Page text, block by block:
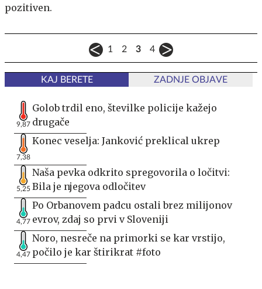
pozitiven.
1 2 3 4
KAJ BERETE ZADNJE OBJAVE
9,87
Golob trdil eno, številke policije kažejo
drugače
7,38
Konec veselja: Janković preklical ukrep
5,25
Naša pevka odkrito spregovorila o ločitvi:
Bila je njegova odločitev
4,77
Po Orbanovem padcu ostali brez milijonov
evrov, zdaj so prvi v Sloveniji
4,47
Noro, nesreče na primorki se kar vrstijo,
počilo je kar štirikrat #foto